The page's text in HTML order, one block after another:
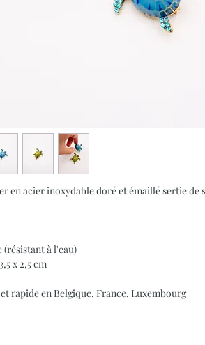
en acier inoxydable doré et émaillé sertie de
à l'eau)
x 2,5 cm
rapide en Belgique, France, Luxembourg